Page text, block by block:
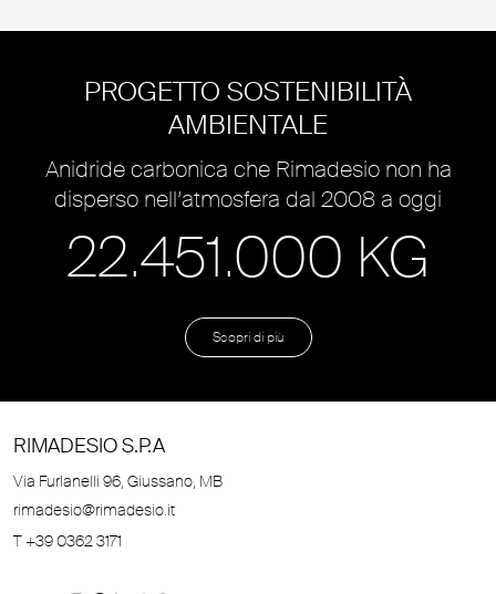
PROGETTO SOSTENIBILITÀ
AMBIENTALE
Anidride carbonica che Rimadesio non ha
disperso nell’atmosfera dal 2008 a oggi
22.451.000 KG
Scopri di più
RIMADESIO S.P.A
Via Furlanelli 96, Giussano, MB
rimadesio@rimadesio.it
T +39 0362 3171